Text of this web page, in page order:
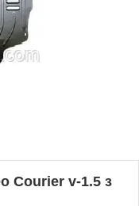
Courier v-1.5 з